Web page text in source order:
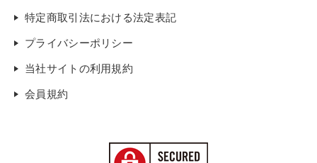
特定商取引法における法定表記
プライバシーポリシー
当社サイトの利用規約
会員規約